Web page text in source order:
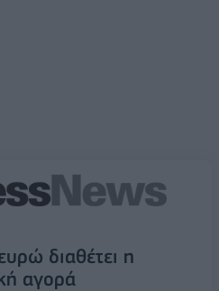
διαθέτει η
αγορά